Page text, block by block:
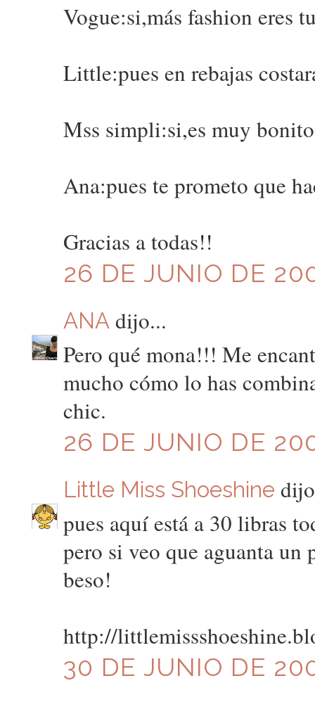
Vogue:si,más fashion eres
Little:pues en rebajas
Mss simpli:si,es muy
Ana:pues te prometo que
Gracias a todas!!
26 DE JUNIO DE
ANAdijo...
Pero qué mona!!! Me
mucho cómo lo has
chic.
26 DE JUNIO DE
Little Miss Shoeshine
pues aquí está a 30 libras
pero si veo que aguanta
beso!
http://
30 DE JUNIO DE